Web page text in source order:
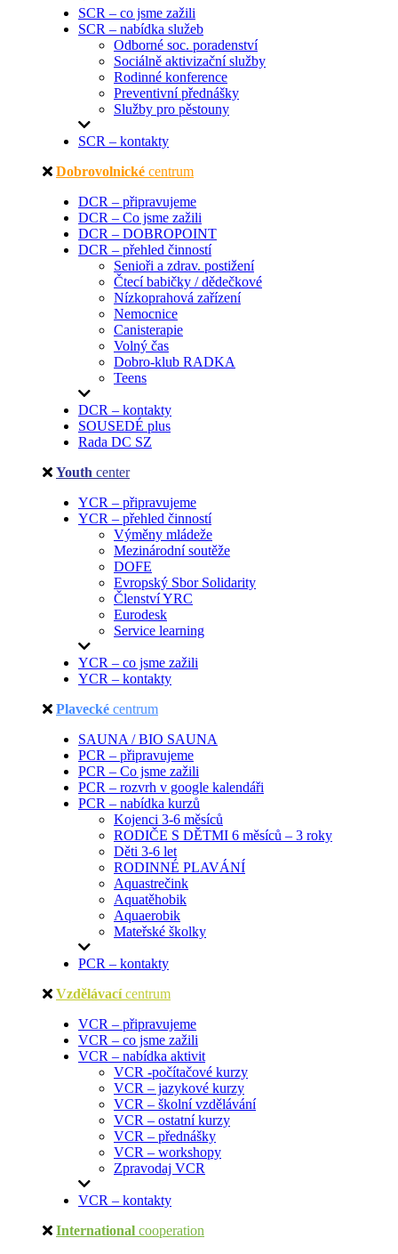
SCR – co jsme zažili
SCR – nabídka služeb
Odborné soc. poradenství
Sociálně aktivizační služby
Rodinné konference
Preventivní přednášky
Služby pro pěstouny
SCR – kontakty
Dobrovolnické centrum
DCR – připravujeme
DCR – Co jsme zažili
DCR – DOBROPOINT
DCR – přehled činností
Senioři a zdrav. postižení
Čtecí babičky / dědečkové
Nízkoprahová zařízení
Nemocnice
Canisterapie
Volný čas
Dobro-klub RADKA
Teens
DCR – kontakty
SOUSEDÉ plus
Rada DC SZ
Youth center
YCR – připravujeme
YCR – přehled činností
Výměny mládeže
Mezinárodní soutěže
DOFE
Evropský Sbor Solidarity
Členství YRC
Eurodesk
Service learning
YCR – co jsme zažili
YCR – kontakty
Plavecké centrum
SAUNA / BIO SAUNA
PCR – připravujeme
PCR – Co jsme zažili
PCR – rozvrh v google kalendáři
PCR – nabídka kurzů
Kojenci 3-6 měsíců
RODIČE S DĚTMI 6 měsíců – 3 roky
Děti 3-6 let
RODINNÉ PLAVÁNÍ
Aquastrečink
Aquatěhobik
Aquaerobik
Mateřské školky
PCR – kontakty
Vzdělávací centrum
VCR – připravujeme
VCR – co jsme zažili
VCR – nabídka aktivit
VCR -počítačové kurzy
VCR – jazykové kurzy
VCR – školní vzdělávání
VCR – ostatní kurzy
VCR – přednášky
VCR – workshopy
Zpravodaj VCR
VCR – kontakty
International cooperation